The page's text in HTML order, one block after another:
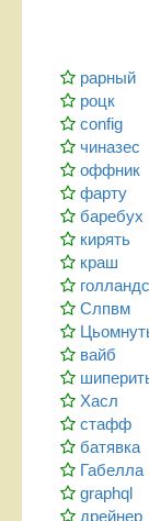
рарный
роцк
config
чиназес
оффник
фарту
баребух
кирять
краш
Слпвм
вайб
Хасл
стафф
батявка
Габелла
graphql
дрейнер